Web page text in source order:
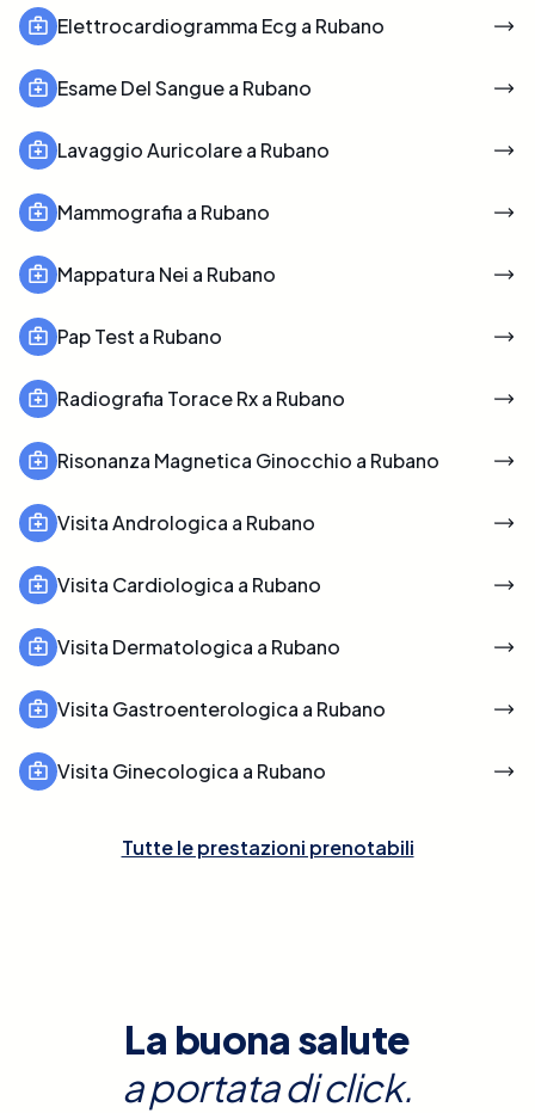
Elettrocardiogramma Ecg a Rubano
Esame Del Sangue a Rubano
Lavaggio Auricolare a Rubano
Mammografia a Rubano
Mappatura Nei a Rubano
Pap Test a Rubano
Radiografia Torace Rx a Rubano
Risonanza Magnetica Ginocchio a Rubano
Visita Andrologica a Rubano
Visita Cardiologica a Rubano
Visita Dermatologica a Rubano
Visita Gastroenterologica a Rubano
Visita Ginecologica a Rubano
Tutte le prestazioni prenotabili
La buona salute
a portata di click.